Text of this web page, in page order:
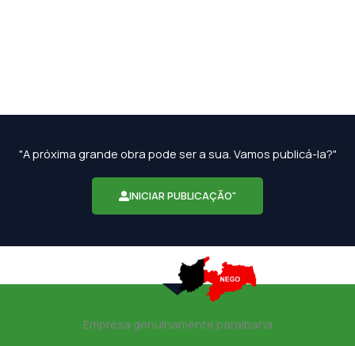
"A próxima grande obra pode ser a sua. Vamos publicá-la?"
INICIAR PUBLICAÇÃO"
Empresa genuinamente paraibana